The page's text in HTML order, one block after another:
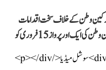
وطن کے خلاف سخت اقدامات
شروع کر دیے ہیں، ہندوستانی غیر قانونی تارکین وطن کی ایک اور پرواز 15 فروری کو